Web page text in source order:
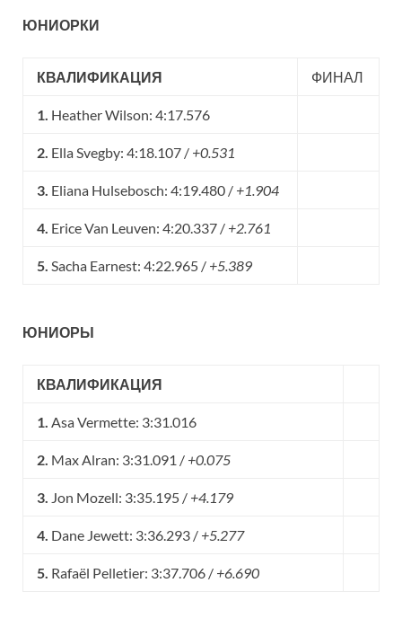
ЮНИОРКИ
КВАЛИФИКАЦИЯ ФИНАЛ
1. Heather Wilson: 4:17.576
2. Ella Svegby: 4:18.107 / +0.531
3. Eliana Hulsebosch: 4:19.480 / +1.904
4. Erice Van Leuven: 4:20.337 / +2.761
5. Sacha Earnest: 4:22.965 / +5.389
ЮНИОРЫ
КВАЛИФИКАЦИЯ
1. Asa Vermette: 3:31.016
2. Max Alran: 3:31.091 / +0.075
3. Jon Mozell: 3:35.195 / +4.179
4. Dane Jewett: 3:36.293 / +5.277
5. Rafaël Pelletier: 3:37.706 / +6.690